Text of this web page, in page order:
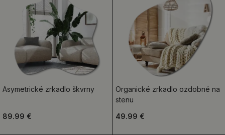
Asymetrické zrkadlo škvrny
89.99 €
Organické zrkadlo ozdobné na
stenu
49.99 €